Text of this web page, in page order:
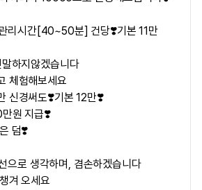
리시간[40~50분] 건당❣️기본 11만
하지않겠습니다
체험해보세요
신경써도❣️기본 12만❣️
원 지급❣️
덤❣️
으로 생각하며, 겸손하겠습니다
겨 오세요